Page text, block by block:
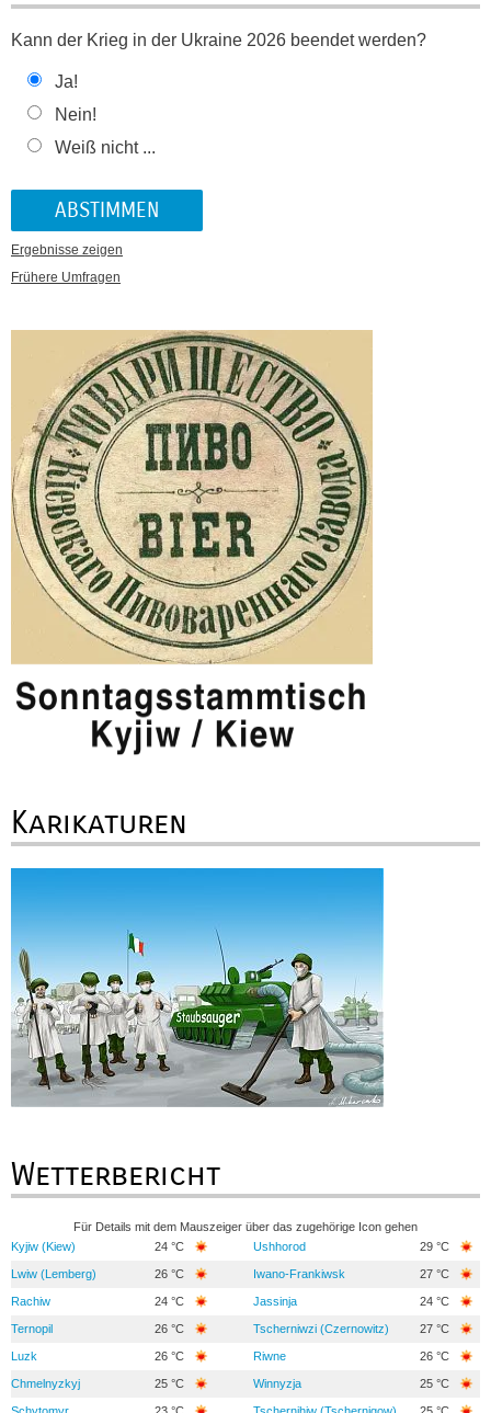
Kann der Krieg in der Ukraine 2026 beendet werden?
Ja!
Nein!
Weiß nicht ...
Ergebnisse zeigen
Frühere Umfragen
Karikaturen
Wetterbericht
Für Details mit dem Mauszeiger über das zugehörige Icon gehen
Kyjiw (Kiew)
24 °C Ushhorod 29 °C
Lwiw (Lemberg) 26 °C Iwano-Frankiwsk 27 °C
Rachiw 24 °C Jassinja 24 °C
Ternopil 26 °C Tscherniwzi (Czernowitz) 27 °C
Luzk 26 °C Riwne 26 °C
Chmelnyzkyj 25 °C Winnyzja 25 °C
Schytomyr 23 °C Tschernihiw (Tschernigow) 25 °C